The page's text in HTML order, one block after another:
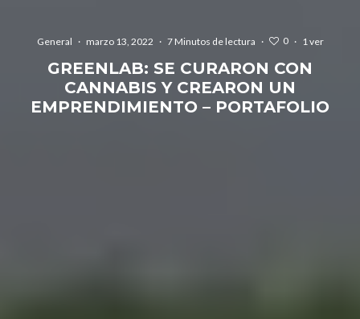
General · marzo 13, 2022 · 7 Minutos de lectura · 0 · 1 ver
GREENLAB: SE CURARON CON
CANNABIS Y CREARON UN
EMPRENDIMIENTO – PORTAFOLIO